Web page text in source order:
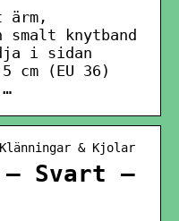
ärm,
smalt knytband
i sidan
cm (EU 36)
& Kjolar
– Svart –